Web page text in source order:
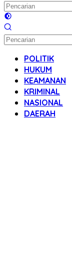
POLITIK
HUKUM
KEAMANAN
KRIMINAL
NASIONAL
DAERAH